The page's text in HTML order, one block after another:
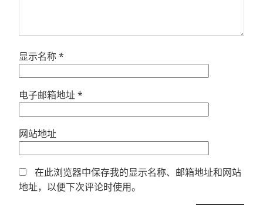
显示名称*
电子邮箱地址*
网站地址
在此浏览器中保存我的显示名称、邮箱地址和网站
地址，以便下次评论时使用。